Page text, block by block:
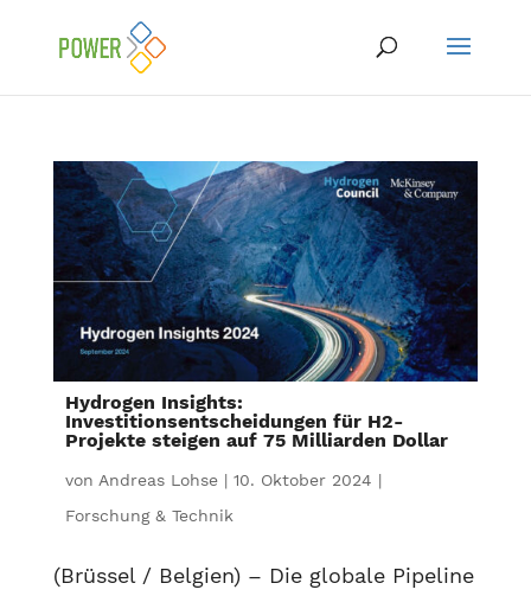
Hydrogen Insights:
Investitionsentscheidungen für H2-
Projekte steigen auf 75 Milliarden Dollar
von Andreas Lohse| 10. Oktober 2024 |
Forschung & Technik
(Brüssel / Belgien) – Die globale Pipeline